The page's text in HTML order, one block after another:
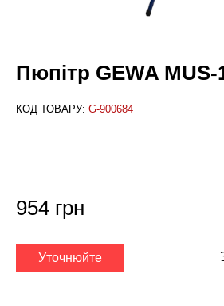
Пюпітр GEWA
КОД ТОВАРУ: G-900684
✕
954 грн
Уточнюйте